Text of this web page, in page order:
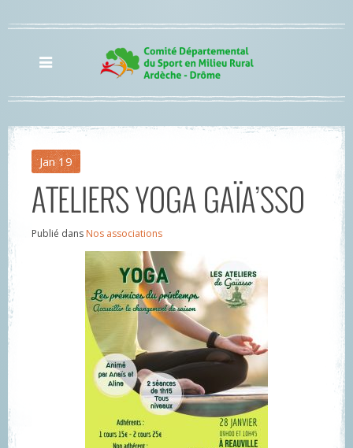
Jan 19
ATELIERS YOGA GAÏA’SSO
Publié dans Nos associations